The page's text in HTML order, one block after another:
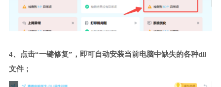
4、点击“一键修复”，即可自动安装当前电脑中缺失的各种dll
文件；